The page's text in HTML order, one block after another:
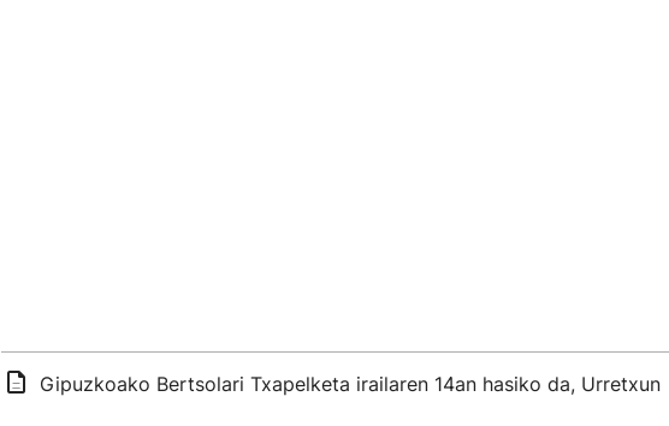
Gipuzkoako Bertsolari Txapelketa irailaren 14an hasiko da, Urretxun